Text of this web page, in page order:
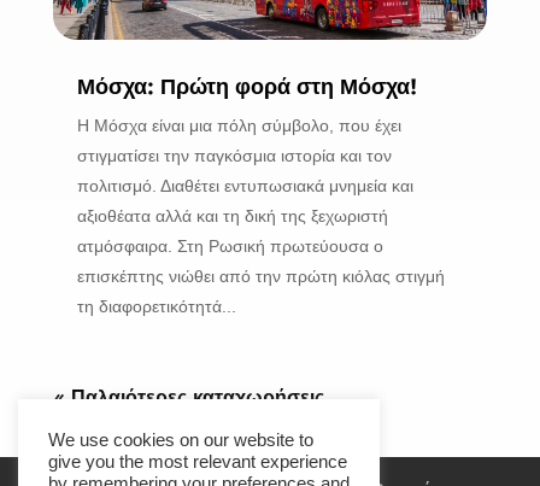
Μόσχα: Πρώτη φορά στη Μόσχα!
Η Μόσχα είναι μια πόλη σύμβολο, που έχει
στιγματίσει την παγκόσμια ιστορία και τον
πολιτισμό. Διαθέτει εντυπωσιακά μνημεία και
αξιοθέατα αλλά και τη δική της ξεχωριστή
ατμόσφαιρα. Στη Ρωσική πρωτεύουσα ο
επισκέπτης νιώθει από την πρώτη κιόλας στιγμή
τη διαφορετικότητά...
« Παλαιότερες καταχωρήσεις
We use cookies on our website to
give you the most relevant experience